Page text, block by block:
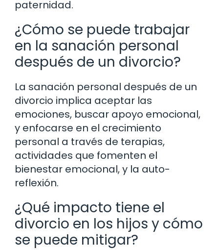
paternidad.
¿Cómo se puede trabajar
en la sanación personal
después de un divorcio?
La sanación personal después de un
divorcio implica aceptar las
emociones, buscar apoyo emocional,
y enfocarse en el crecimiento
personal a través de terapias,
actividades que fomenten el
bienestar emocional, y la auto-
reflexión.
¿Qué impacto tiene el
divorcio en los hijos y cómo
se puede mitigar?